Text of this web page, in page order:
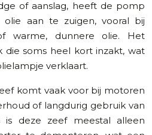
of aanslag, heeft de pomp
aan te zuigen, vooral bij
warme, dunnere olie. Het
die soms heel kort inzakt, wat
verklaart.
komt vaak voor bij motoren
of langdurig gebruik van
is deze zeef meestal alleen